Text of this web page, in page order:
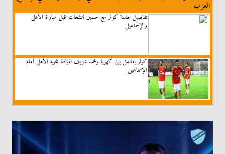
العرب
تفاصيل جلسة كولر مع حسين الشحات قبل مباراة الأهلى
والإسماعيلى
كولر يفاضل بين كهربا ومحمد شريف لقيادة هجوم الأهلى أمام
الإسماعيلى